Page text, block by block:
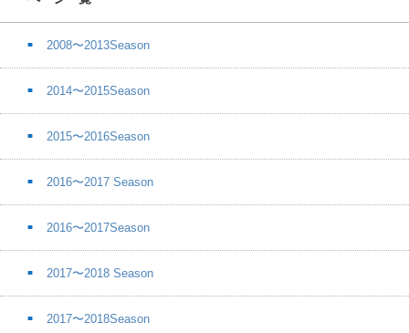
2008〜2013Season
2014〜2015Season
2015〜2016Season
2016〜2017 Season
2016〜2017Season
2017〜2018 Season
2017〜2018Season